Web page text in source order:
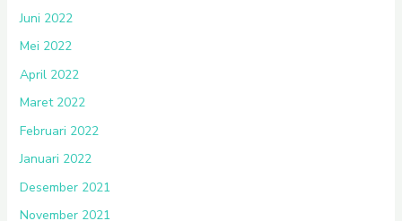
Juni 2022
Mei 2022
April 2022
Maret 2022
Februari 2022
Januari 2022
Desember 2021
November 2021